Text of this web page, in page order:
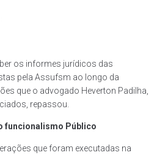
os informes jurídicos das
pela Assufsm ao longo da
que o advogado Heverton Padilha,
repassou.
funcionalismo Público
que foram executadas na